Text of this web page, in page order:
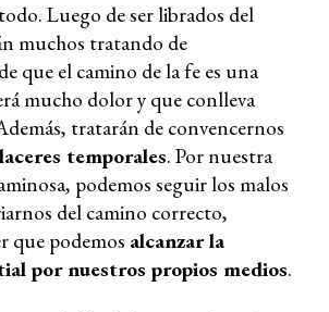
Luego de ser librados del
muchos tratando de
que el camino de la fe es una
mucho dolor y que conlleva
tratarán de convencernos
temporales. Por nuestra
podemos seguir los malos
del camino correcto,
que podemos alcanzar la
por nuestros propios medios.